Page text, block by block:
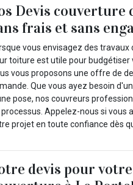
Devis couverture
frais et sans
vous envisagez des
toiture est utile pour budgétiser
vous proposons une offre de
Que vous ayez besoin
pose, nos couvreurs
processus. Appelez-nous si vous
projet en toute confiance dès
devis pour